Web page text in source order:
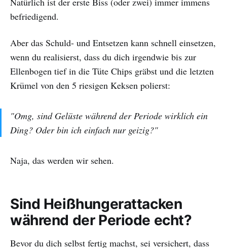
befriedigend.
Aber das Schuld- und Entsetzen kann schnell einsetzen,
wenn du realisierst, dass du dich irgendwie bis zur
Ellenbogen tief in die Tüte Chips gräbst und die letzten
Krümel von den 5 riesigen Keksen polierst:
"Omg, sind Gelüste während der Periode wirklich ein
Ding? Oder bin ich einfach nur geizig?"
Naja, das werden wir sehen.
Sind Heißhungerattacken
während der Periode echt?
Bevor du dich selbst fertig machst, sei versichert, dass